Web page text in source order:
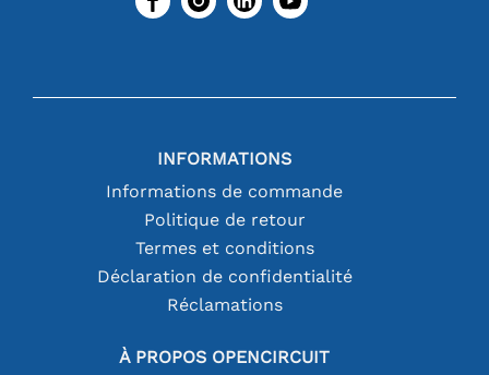
INFORMATIONS
Informations de commande
Politique de retour
Termes et conditions
Déclaration de confidentialité
Réclamations
À PROPOS OPENCIRCUIT